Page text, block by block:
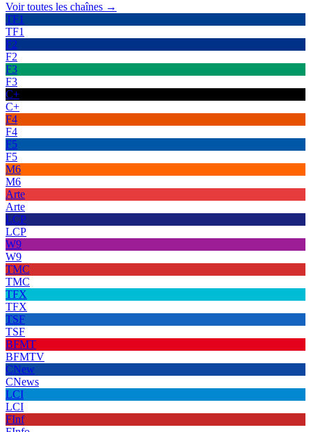
Voir toutes les chaînes →
TF1
TF1
F2
F2
F3
F3
C+
C+
F4
F4
F5
F5
M6
M6
Arte
Arte
LCP
LCP
W9
W9
TMC
TMC
TFX
TFX
TSF
TSF
BFMT
BFMTV
CNew
CNews
LCI
LCI
FInf